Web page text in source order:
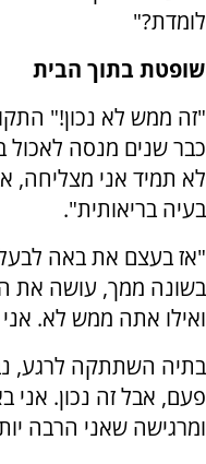
לומדת?"
שופטת בתוך הבית
"זה ממש לא נכון!"
כבר שנים מנסה לאכול
לא תמיד אני מצליחה,
בעיה בריאותית".
"אז בעצם את באה
בשונה ממך, עושה את
ואילו אתה ממש לא.
בתיה השתתקה לרגע,
פעם, אבל זה נכון. אני
ומרגישה שאני הרבה